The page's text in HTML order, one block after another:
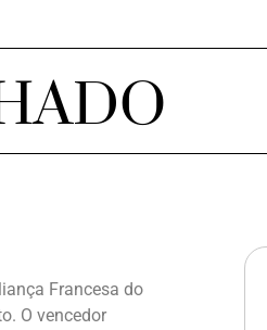
Francesa do
O vencedor